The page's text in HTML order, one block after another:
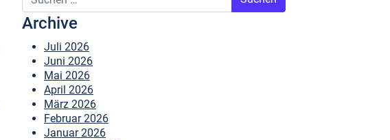
Archive
Juli 2026
Juni 2026
Mai 2026
April 2026
März 2026
Februar 2026
Januar 2026